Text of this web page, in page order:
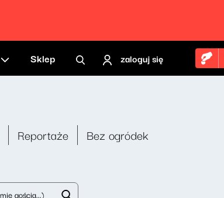
Sklep zaloguj się
Reportaże Bez ogródek